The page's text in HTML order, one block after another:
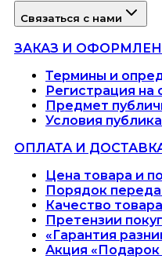
Связаться с нами
ЗАКАЗ И
Термины и
Регистрация на
Предмет
Условия
ОПЛАТА И
Цена товара и
Порядок
Качество
Претензии
«Гарантия
Акция «Подарок